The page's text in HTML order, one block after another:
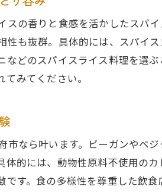
の香りと食感を活かしたスパ
も抜群。具体的には、スパイ
どのスパイスライス料理を選
みてください。
なら叶います。ビーガンやベ
的には、動物性原料不使用の
す。食の多様性を尊重した飲